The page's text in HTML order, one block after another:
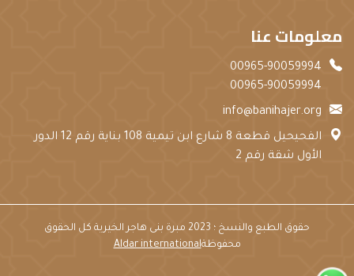
معلومات عنا
00965-90059994
00965-90059994
info@banihajer.org
الفحيحيل قطعة 8 شارع ابن تيمية 108 بناية رقم 12 الدور
الأول شقة رقم 2
حقوق الطبع والنسخ ؛ 2023 مبرة بنى هاجر الخيرية كل الحقوق
محفوظةAldar international